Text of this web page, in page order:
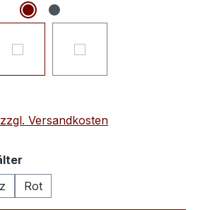
Versandkosten
Rot